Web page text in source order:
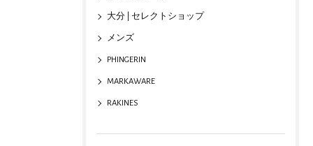
大分 | セレクトショップ
メンズ
PHINGERIN
MARKAWARE
RAKINES